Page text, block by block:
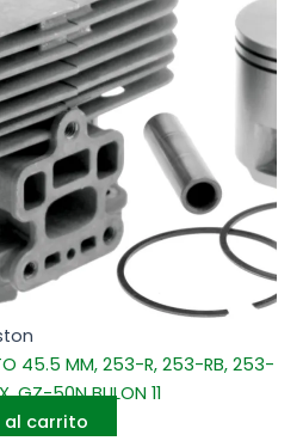
45.5 MM, 253-R, 253-RB, 253-
GZ-50N BULON 11
al carrito